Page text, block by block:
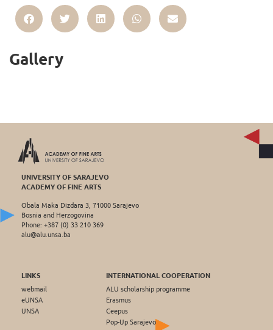
Gallery
UNIVERSITY OF SARAJEVO
ACADEMY OF FINE ARTS
Obala Maka Dizdara 3, 71000 Sarajevo
Bosnia and Herzogovina
Phone: +387 (0) 33 210 369
alu@alu.unsa.ba
LINKS
webmail
eUNSA
UNSA
INTERNATIONAL COOPERATION
ALU scholarship programme
Erasmus
Ceepus
Pop-Up Sarajevo